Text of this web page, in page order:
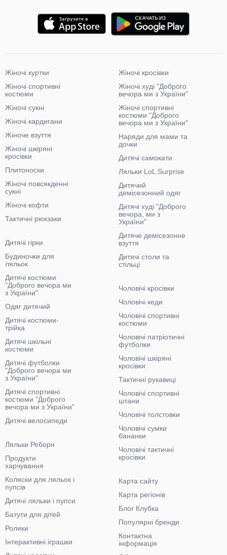
Жіночі куртки
Жіночі спортивні
костюми
Жіночі сукні
Жіночі кардигани
Жіноче взуття
Жіночі шкіряні
кросівки
Плитоноски
Жіночі повсякденні
сукні
Жіночі кофти
Тактичні рюкзаки
Жіночі кросівки
Жіночі худі "Доброго
вечора ми з України"
Жіночі спортивні
костюми "Доброго
вечора ми з України"
Наряди для мами та
дочки
Дитячі самокати
Ляльки LoL Surprise
Дитячий
демісезонний одяг
Дитячі худі "Доброго
вечора, ми з
України"
Дитяче демісезонне
взуття
Дитячі столи та
стільці
Дитячі гірки
Будиночки для
ляльок
Дитячі костюми
"Доброго вечора ми
з України"
Одяг дитячий
Дитячі костюми-
трійка
Дитячі шкільні
костюми
Дитячі футболки
"Доброго вечора ми
з України"
Дитячі спортивні
костюми "Доброго
вечора ми з України"
Дитячі велосипеди
Чоловічі кросівки
Чоловічі кеди
Чоловічі спортивні
костюми
Чоловічі патріотичні
футболки
Чоловічі шкіряні
кросівки
Тактичні рукавиці
Чоловічі спортивні
штани
Чоловічі толстовки
Чоловічі сумки
бананки
Чоловічі тактичні
кросівки
Ляльки Реборн
Продукти
харчування
Коляски для ляльок і
пупсів
Дитячі ляльки і пупси
Батути для дітей
Ролики
Інтерактивні іграшки
Карта сайту
Карта регіонів
Блог Клубка
Популярні бренди
Контактна
інформація